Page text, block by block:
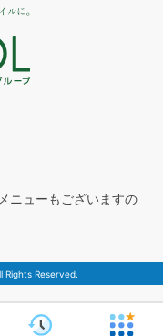
ニューもございますの
Rights Reserved.